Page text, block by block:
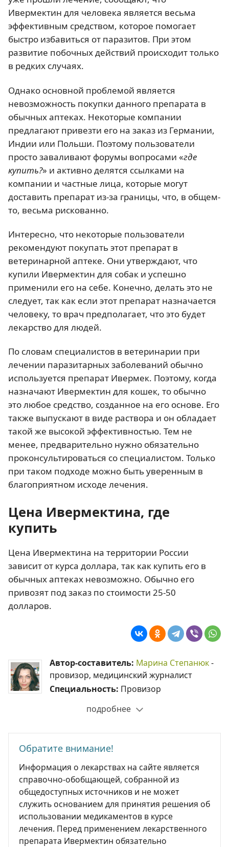
Ивермектин для человека является весьма
эффективным средством, которое помогает
быстро избавиться от паразитов. При этом
развитие побочных действий происходит только
в редких случаях.
Однако основной проблемой является
невозможность покупки данного препарата в
обычных аптеках. Некоторые компании
предлагают привезти его на заказ из Германии,
Индии или Польши. Поэтому пользователи
просто заваливают форумы вопросами «где
купить?» и активно делятся ссылками на
компании и частные лица, которые могут
доставить препарат из-за границы, что, в общем-
то, весьма рискованно.
Интересно, что некоторые пользователи
рекомендуют покупать этот препарат в
ветеринарной аптеке. Они утверждают, что
купили Ивермектин для собак и успешно
применили его на себе. Конечно, делать это не
следует, так как если этот препарат назначается
человеку, то врач предполагает, что это будет
лекарство для людей.
По словам специалистов в ветеринарии при
лечении паразитарных заболеваний обычно
используется препарат Ивермек. Поэтому, когда
назначают Ивермектин для кошек, то обычно
это любое средство, созданное на его основе. Его
также выпускают в виде раствора и он обладает
такой же высокой эффективностью. Тем не
менее, предварительно нужно обязательно
проконсультироваться со специалистом. Только
при таком подходе можно быть уверенным в
благоприятном исходе лечения.
Цена Ивермектина, где
купить
Цена Ивермектина на территории России
зависит от курса доллара, так как купить его в
обычных аптеках невозможно. Обычно его
привозят под заказ по стоимости 25-50
долларов.
Автор-составитель: Марина Степанюк-
провизор, медицинский журналист
Специальность: Провизор
подробнее
Обратите внимание!
Информация о лекарствах на сайте является
справочно-обобщающей, собранной из
общедоступных источников и не может
служить основанием для принятия решения об
использовании медикаментов в курсе
лечения. Перед применением лекарственного
препарата Ивермектин обязательно